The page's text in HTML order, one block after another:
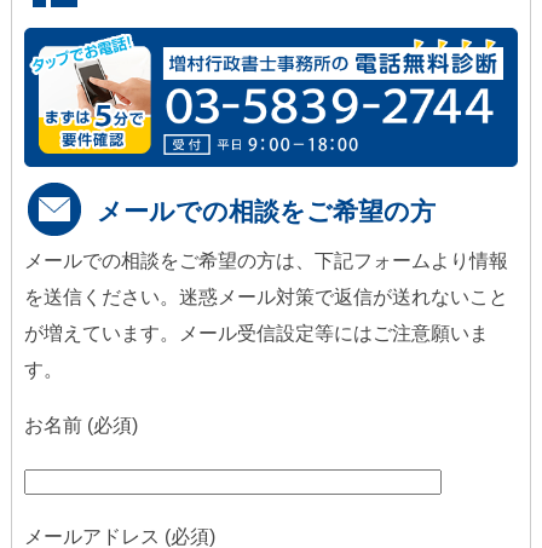
メールでの相談をご希望の方
メールでの相談をご希望の方は、下記フォームより情報
を送信ください。迷惑メール対策で返信が送れないこと
が増えています。メール受信設定等にはご注意願いま
す。
お名前 (必須)
メールアドレス (必須)